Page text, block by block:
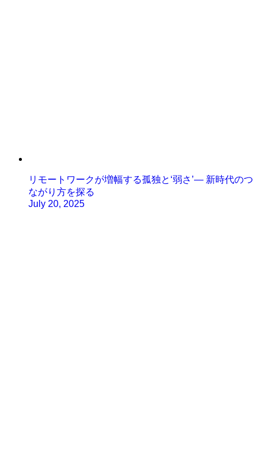
リモートワークが増幅する孤独と‘弱さ’— 新時代のつ
ながり方を探る
July 20, 2025